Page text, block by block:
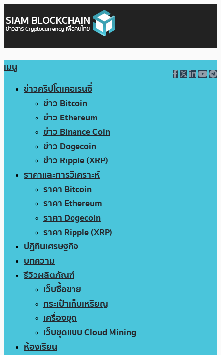
เมนู
ข่าวคริปโตเคอเรนซี่
ข่าว Bitcoin
ข่าว Ethereum
ข่าว Binance Coin
ข่าว Dogecoin
ข่าว Ripple (XRP)
ราคาและการวิเคราะห์
ราคา Bitcoin
ราคา Ethereum
ราคา Dogecoin
ราคา Ripple (XRP)
ปฏิทินเศรษฐกิจ
บทความ
รีวิวผลิตภัณฑ์
เว็บซื้อขาย
กระเป๋าเก็บเหรียญ
เครื่องขุด
เว็บขุดแบบ Cloud Mining
ห้องเรียน